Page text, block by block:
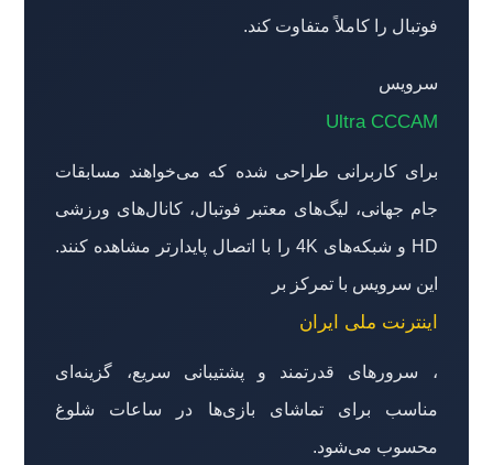
فوتبال را کاملاً متفاوت کند.
سرویس
Ultra CCCAM
برای کاربرانی طراحی شده که می‌خواهند مسابقات
جام جهانی، لیگ‌های معتبر فوتبال، کانال‌های ورزشی
HD و شبکه‌های 4K را با اتصال پایدارتر مشاهده کنند.
این سرویس با تمرکز بر
اینترنت ملی ایران
، سرورهای قدرتمند و پشتیبانی سریع، گزینه‌ای
مناسب برای تماشای بازی‌ها در ساعات شلوغ
محسوب می‌شود.